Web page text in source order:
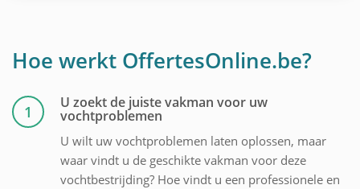
Hoe werkt OffertesOnline.be?
1 U zoekt de juiste vakman voor uw
vochtproblemen
U wilt uw vochtproblemen laten oplossen, maar
waar vindt u de geschikte vakman voor deze
vochtbestrijding? Hoe vindt u een professionele en